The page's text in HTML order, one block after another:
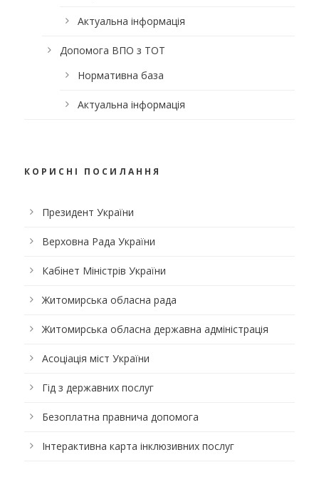
Актуальна інформація
Допомога ВПО з ТОТ
Нормативна база
Актуальна інформація
КОРИСНІ ПОСИЛАННЯ
Президент України
Верховна Рада України
Кабінет Міністрів України
Житомирська обласна рада
Житомирська обласна державна адміністрація
Асоціація міст України
Гід з державних послуг
Безоплатна правнича допомога
Інтерактивна карта інклюзивних послуг